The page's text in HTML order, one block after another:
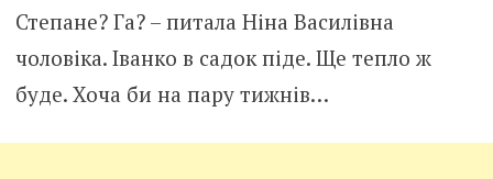
Степане? Га? – питала Ніна Василівна
чоловіка. Іванко в садок піде. Ще тепло ж
буде. Хоча би на пару тижнів…